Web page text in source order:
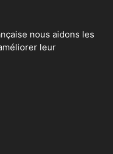
nous aidons les
leur